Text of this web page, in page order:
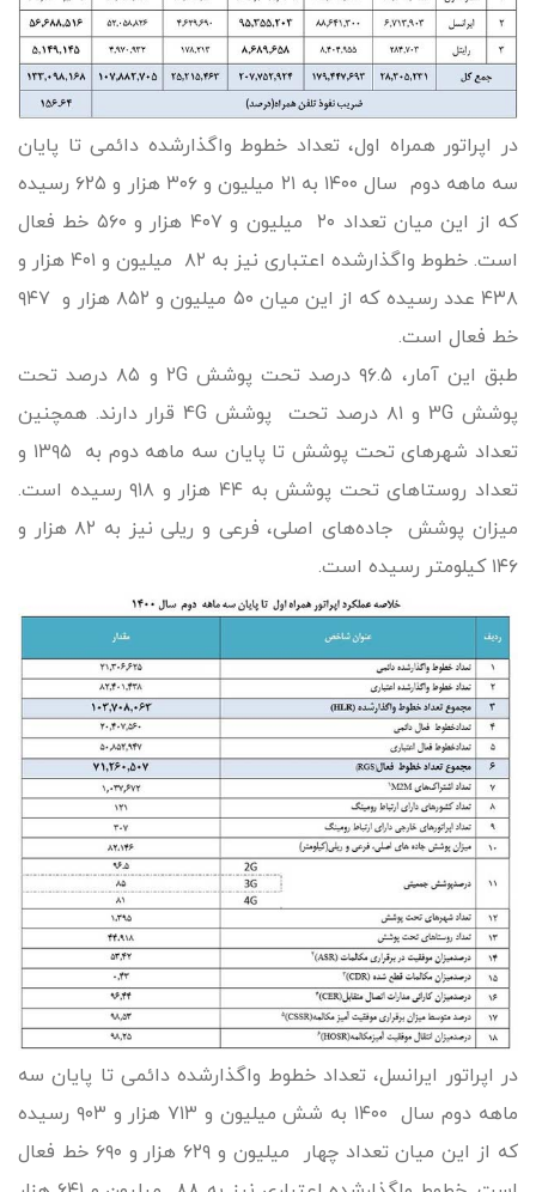
در اپراتور همراه اول، تعداد خطوط واگذارشده دائمی تا پایان
سه ماهه دوم سال ۱۴۰۰ به ۲۱ میلیون و ۳۰۶ هزار و ۶۲۵ رسیده
که از این میان تعداد ۲۰ میلیون و ۴۰۷ هزار و ۵۶۰ خط فعال
است. خطوط واگذارشده اعتباری نیز به ۸۲ میلیون و ۴۰۱ هزار و
۴۳۸ عدد رسیده که از این میان ۵۰ میلیون و ۸۵۲ هزار و ۹۴۷
خط فعال است.
طبق این آمار، ۹۶.۵ درصد تحت پوشش 2G و ۸۵ درصد تحت
پوشش 3G و ۸۱ درصد تحت پوشش 4G قرار دارند. همچنین
تعداد شهرهای تحت پوشش تا پایان سه ماهه دوم به ۱۳۹۵ و
تعداد روستاهای تحت پوشش به ۴۴ هزار و ۹۱۸ رسیده است.
میزان پوشش جاده‌های اصلی، فرعی و ریلی نیز به ۸۲ هزار و
۱۴۶ کیلومتر رسیده است.
در اپراتور ایرانسل، تعداد خطوط واگذارشده دائمی تا پایان سه
ماهه دوم سال ۱۴۰۰ به شش میلیون و ۷۱۳ هزار و ۹۰۳ رسیده
که از این میان تعداد چهار میلیون و ۶۲۹ هزار و ۶۹۰ خط فعال